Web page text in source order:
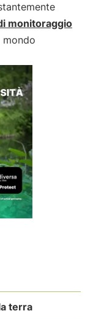
monitoraggio
terra